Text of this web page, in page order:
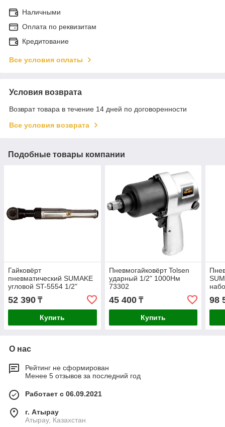
Наличными
Оплата по реквизитам
Кредитование
Все условия оплаты
Условия возврата
Возврат товара в течение 14 дней по договоренности
Все условия возврата
Подобные товары компании
Гайковёрт
пневматический SUMAKE
угловой ST-5554 1/2"
125Нм 30385
52 390 ₸
Купить
Пневмогайковёрт Tolsen
ударный 1/2" 1000Нм
73302
45 400₸
Купить
98
О нас
Рейтинг не сформирован
Менее 5 отзывов за последний год
Работает с 06.09.2021
г. Атырау
Атырау, Казахстан